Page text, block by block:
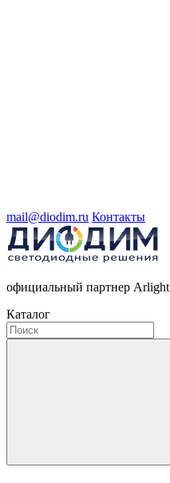
mail@diodim.ru Контакты
официальный партнер Arlight
Каталог